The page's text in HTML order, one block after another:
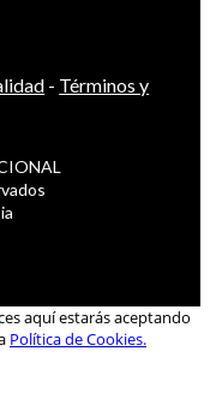
- Términos y
aquí estarás aceptando
Política de Cookies.